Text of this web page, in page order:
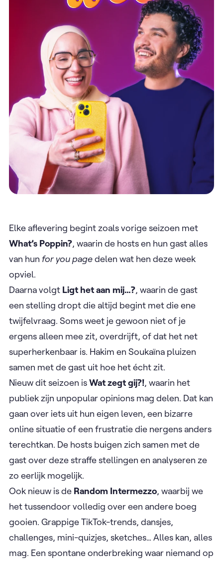
Elke aflevering begint zoals vorige seizoen met
What’s Poppin?, waarin de hosts en hun gast alles
van hun for you pagedelen wat hen deze week
opviel.
Daarna volgt Ligt het aan mij…?, waarin de gast
een stelling dropt die altijd begint met die ene
twijfelvraag. Soms weet je gewoon niet of je
ergens alleen mee zit, overdrijft, of dat het net
superherkenbaar is. Hakim en Soukaïna pluizen
samen met de gast uit hoe het écht zit.
Nieuw dit seizoen isWat zegt gij?!, waarin het
publiek zijn unpopular opinions mag delen. Dat kan
gaan over iets uit hun eigen leven, een bizarre
online situatie of een frustratie die nergens anders
terechtkan. De hosts buigen zich samen met de
gast over deze straffe stellingen en analyseren ze
zo eerlijk mogelijk.
Ook nieuw is de Random Intermezzo, waarbij we
het tussendoor volledig over een andere boeg
gooien. Grappige TikTok-trends, dansjes,
challenges, mini-quizjes, sketches… Alles kan, alles
mag. Een spontane onderbreking waar niemand op